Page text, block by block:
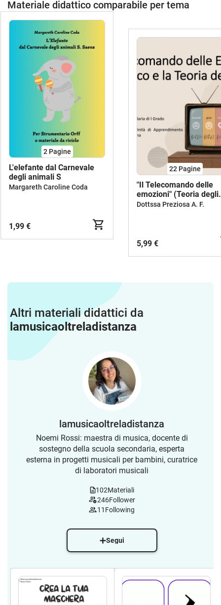
Materiale didattico comparabile per tema
2 Pagine
L'elefante dal Carnevale
degli animali S
Margareth Caroline Coda
1,99 €
22 Pagine
"Il Telecomando delle
emozioni" (Teoria degli
Affetti)
Dottssa Preziosa A. F.
5,99 €
Altri materiali didattici da
lamusicaoltreladistanza
lamusicaoltreladistanza
Noemi Rossi: maestra di musica, docente di
sostegno della scuola secondaria, esperta
esterna in progetti musicali per bambini, curatrice
di laboratori musicali
102Materiali
246Follower
11 Following
Segui